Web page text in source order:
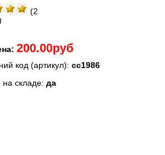
(2
200.00руб
код (артикул): сс1986
складе: да